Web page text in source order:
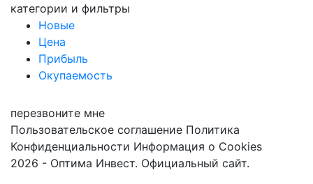
категории и фильтры
Новые
Цена
Прибыль
Окупаемость
перезвоните мне
Пользовательское соглашение Политика
Конфиденциальности Информация о Cookies
2026 - Оптима Инвест. Официальный сайт.